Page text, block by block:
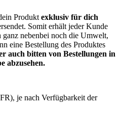
Produkt exklusiv für dich
Somit erhält jeder Kunde
nebenbei noch die Umwelt,
eine Bestellung des Produktes
auch bitten von Bestellungen in
abzusehen.
je nach Verfügbarkeit der